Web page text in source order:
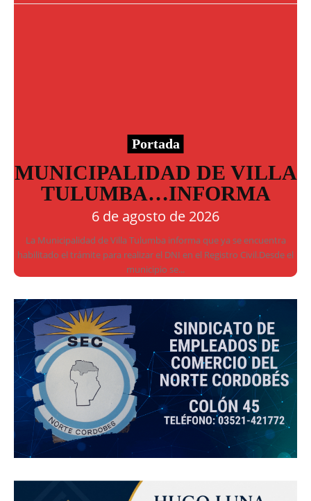
Portada
MUNICIPALIDAD DE VILLA
TULUMBA…INFORMA
6 de agosto de 2026
La Municipalidad de Villa Tulumba informa que ya se encuentra
habilitado el trámite para realizar el DNI en el Registro Civil.Desde el
municipio se...